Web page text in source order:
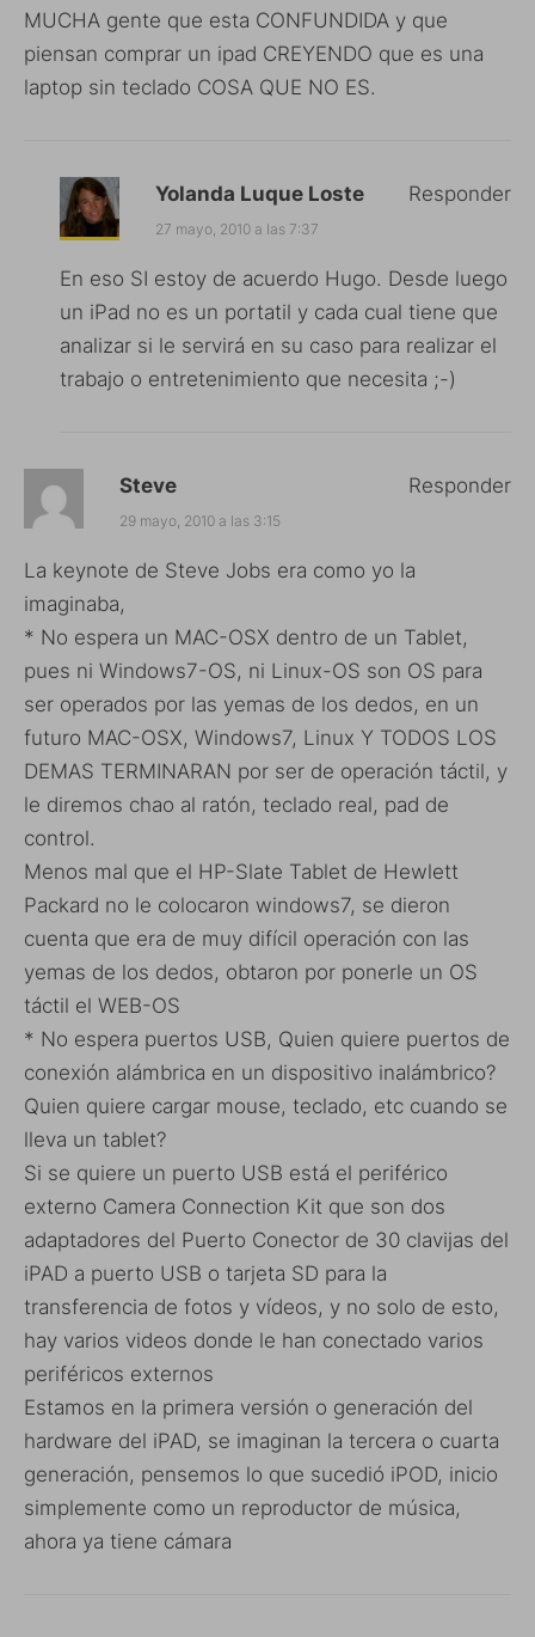
MUCHA gente que esta CONFUNDIDA y que
piensan comprar un ipad CREYENDO que es una
laptop sin teclado COSA QUE NO ES.
Yolanda Luque Loste
27 mayo, 2010 a las 7:37
En eso SI estoy de acuerdo Hugo. Desde luego
un iPad no es un portatil y cada cual tiene que
analizar si le servirá en su caso para realizar el
trabajo o entretenimiento que necesita ;-)
Responder
Steve
29 mayo, 2010 a las 3:15
La keynote de Steve Jobs era como yo la
imaginaba,
* No espera un MAC-OSX dentro de un Tablet,
pues ni Windows7-OS, ni Linux-OS son OS para
ser operados por las yemas de los dedos, en un
futuro MAC-OSX, Windows7, Linux Y TODOS LOS
DEMAS TERMINARAN por ser de operación táctil, y
le diremos chao al ratón, teclado real, pad de
control.
Menos mal que el HP-Slate Tablet de Hewlett
Packard no le colocaron windows7, se dieron
cuenta que era de muy difícil operación con las
yemas de los dedos, obtaron por ponerle un OS
táctil el WEB-OS
* No espera puertos USB, Quien quiere puertos de
conexión alámbrica en un dispositivo inalámbrico?
Quien quiere cargar mouse, teclado, etc cuando se
lleva un tablet?
Si se quiere un puerto USB está el periférico
externo Camera Connection Kit que son dos
adaptadores del Puerto Conector de 30 clavijas del
iPAD a puerto USB o tarjeta SD para la
transferencia de fotos y vídeos, y no solo de esto,
hay varios videos donde le han conectado varios
periféricos externos
Estamos en la primera versión o generación del
hardware del iPAD, se imaginan la tercera o cuarta
generación, pensemos lo que sucedió iPOD, inicio
simplemente como un reproductor de música,
ahora ya tiene cámara
Responder